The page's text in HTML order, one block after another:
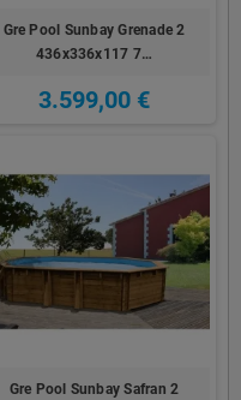
Gre Pool Sunbay Grenade 2
436x336x117 7…
3.599,00 €
Gre Pool Sunbay Safran 2